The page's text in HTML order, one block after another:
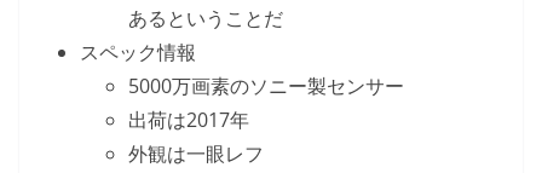
あるということだ
スペック情報
5000万画素のソニー製センサー
出荷は2017年
外観は一眼レフ